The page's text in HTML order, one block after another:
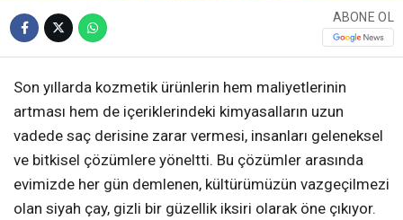
ABONE OL
Son yıllarda kozmetik ürünlerin hem maliyetlerinin
artması hem de içeriklerindeki kimyasalların uzun
vadede saç derisine zarar vermesi, insanları geleneksel
ve bitkisel çözümlere yöneltti. Bu çözümler arasında
evimizde her gün demlenen, kültürümüzün vazgeçilmezi
olan siyah çay, gizli bir güzellik iksiri olarak öne çıkıyor.